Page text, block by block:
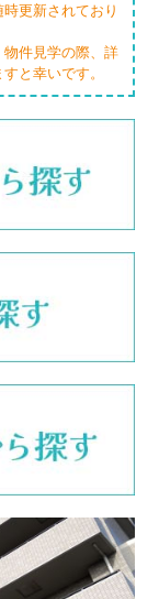
更新されており
件見学の際、詳
と幸いです。